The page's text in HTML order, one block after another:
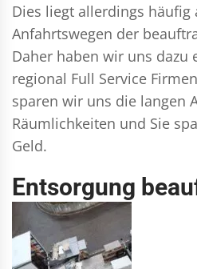
Dies liegt allerdings häufig
Anfahrtswegen der
Daher haben wir uns dazu
regional Full Service
sparen wir uns die langen
Räumlichkeiten und Sie
Geld.
Entsorgung